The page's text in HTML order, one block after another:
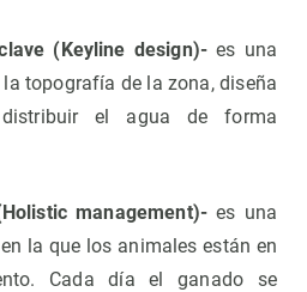
(Keyline design)- es una
topografía de la zona, diseña
el agua de forma
management)- es una
la que los animales están en
Cada día el ganado se